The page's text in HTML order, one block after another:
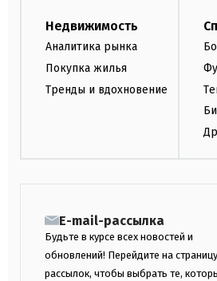
Недвижимость
Аналитика рынка
Покупка жилья
Тренды и вдохновение
E-mail-рассылка
Будьте в курсе всех новостей и
обновлений! Перейдите на
рассылок, чтобы выбрать те,